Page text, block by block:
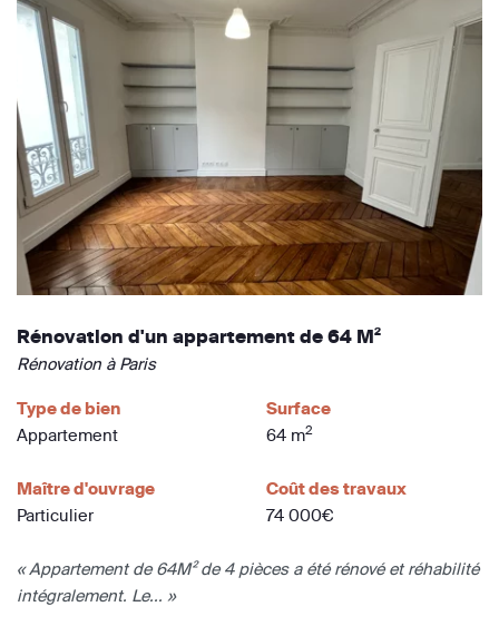
Rénovation d'un appartement de 64 M²
Rénovation à Paris
Type de bien
Appartement
Surface
64 m2
Maître d'ouvrage
Particulier
Coût des travaux
74 000€
« Appartement de 64M² de 4 pièces a été rénové et réhabilité
intégralement. Le... »